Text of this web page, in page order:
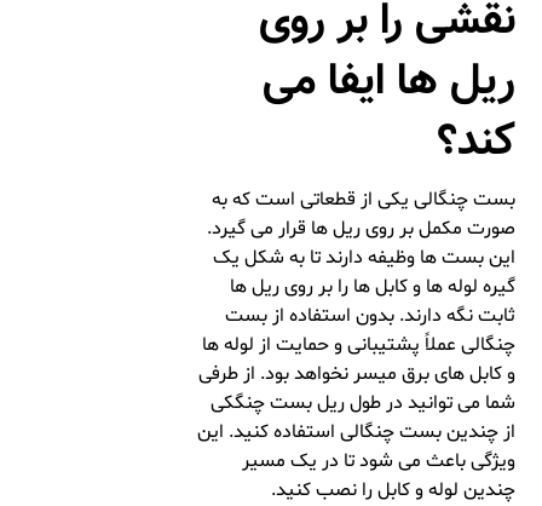
نقشی را بر روی
ریل ها ایفا می
کند؟
بست چنگالی یکی از قطعاتی است که به
صورت مکمل بر روی ریل ها قرار می گیرد.
این بست ها وظیفه دارند تا به شکل یک
گیره لوله ها و کابل ها را بر روی ریل ها
ثابت نگه دارند. بدون استفاده از بست
چنگالی عملاً پشتیبانی و حمایت از لوله ها
و کابل های برق میسر نخواهد بود. از طرفی
شما می توانید در طول ریل بست چنگکی
از چندین بست چنگالی استفاده کنید. این
ویژگی باعث می شود تا در یک مسیر
چندین لوله و کابل را نصب کنید.